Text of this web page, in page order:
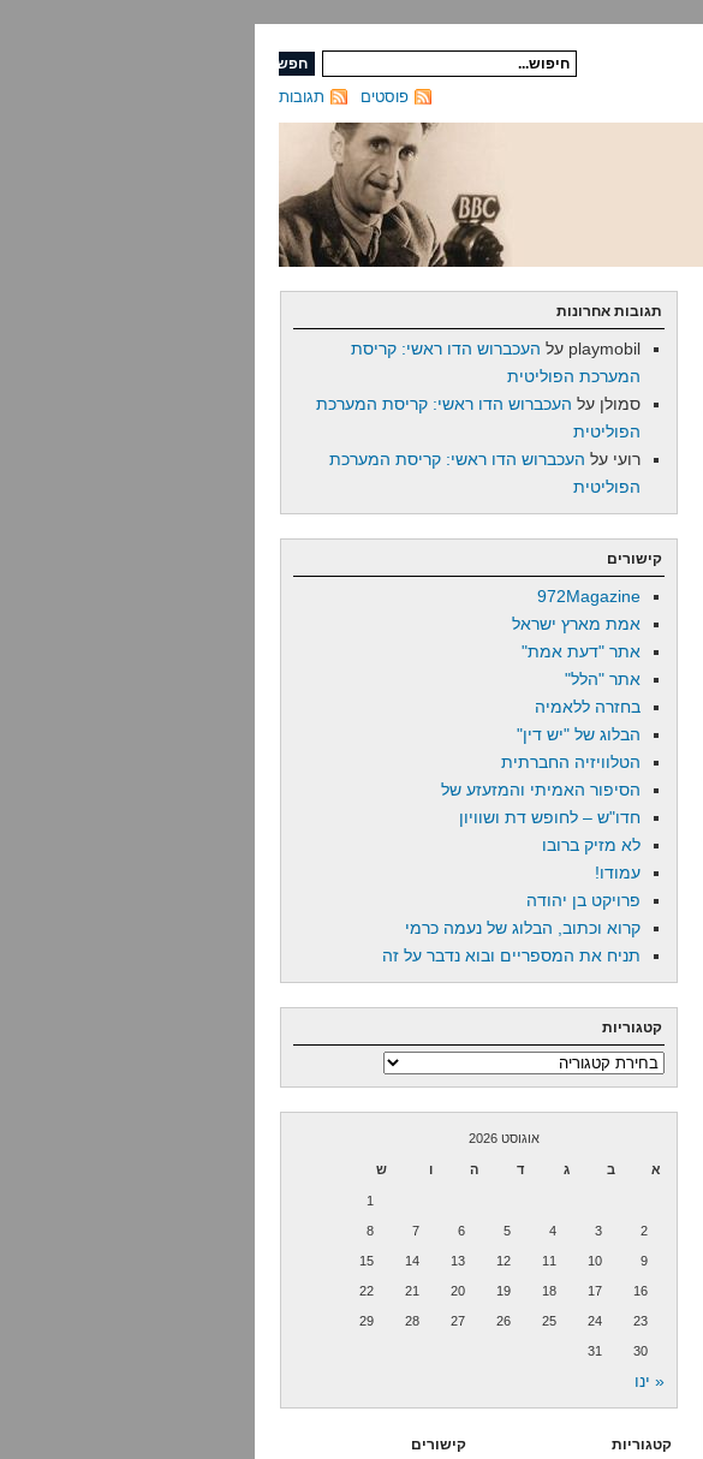
תגובות פוסטים
תגובות אחרונות
playmobil על העכברוש הדו ראשי: קריסת
המערכת הפוליטית
סמולן על העכברוש הדו ראשי: קריסת המערכת
הפוליטית
רועי על העכברוש הדו ראשי: קריסת המערכת
הפוליטית
קישורים
972Magazine
אמת מארץ ישראל
אתר "דעת אמת"
אתר "הלל"
בחזרה ללאמיה
הבלוג של "יש דין"
הטלוויזיה החברתית
הסיפור האמיתי והמזעזע של
חדו"ש – לחופש דת ושוויון
לא מזיק ברובו
עמודו!
פרויקט בן יהודה
קרוא וכתוב, הבלוג של נעמה כרמי
תניח את המספריים ובוא נדבר על זה
קטגוריות
קטגוריות
אוגוסט 2026
א ב ג ד ה ו ש
1
2
3
4
5
6
7
8
9
10
11
12
13
14
15
16
17
18
19
20
21
22
23
24
25
26
27
28
29
30
31
« ינו
קטגוריות קישורים